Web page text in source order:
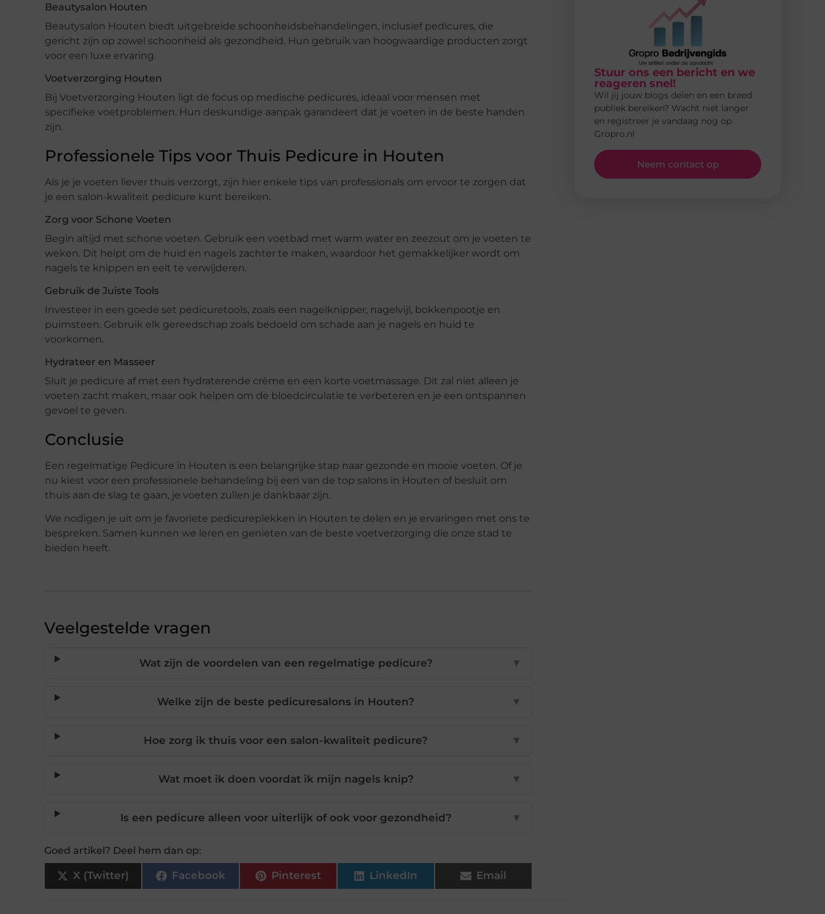
Beautysalon Houten
Beautysalon Houten biedt uitgebreide schoonheidsbehandelingen, inclusief pedicures, die
gericht zijn op zowel schoonheid als gezondheid. Hun gebruik van hoogwaardige producten zorgt
voor een luxe ervaring.
Voetverzorging Houten
Bij Voetverzorging Houten ligt de focus op medische pedicures, ideaal voor mensen met
specifieke voetproblemen. Hun deskundige aanpak garandeert dat je voeten in de beste handen
zijn.
Professionele Tips voor Thuis Pedicure in Houten
Als je je voeten liever thuis verzorgt, zijn hier enkele tips van professionals om ervoor te zorgen dat
je een salon-kwaliteit pedicure kunt bereiken.
Zorg voor Schone Voeten
Begin altijd met schone voeten. Gebruik een voetbad met warm water en zeezout om je voeten te
weken. Dit helpt om de huid en nagels zachter te maken, waardoor het gemakkelijker wordt om
nagels te knippen en eelt te verwijderen.
Gebruik de Juiste Tools
Investeer in een goede set pedicuretools, zoals een nagelknipper, nagelvijl, bokkenpootje en
puimsteen. Gebruik elk gereedschap zoals bedoeld om schade aan je nagels en huid te
voorkomen.
Hydrateer en Masseer
Sluit je pedicure af met een hydraterende crème en een korte voetmassage. Dit zal niet alleen je
voeten zacht maken, maar ook helpen om de bloedcirculatie te verbeteren en je een ontspannen
gevoel te geven.
Conclusie
Een regelmatige Pedicure in Houten is een belangrijke stap naar gezonde en mooie voeten. Of je
nu kiest voor een professionele behandeling bij een van de top salons in Houten of besluit om
thuis aan de slag te gaan, je voeten zullen je dankbaar zijn.
We nodigen je uit om je favoriete pedicureplekken in Houten te delen en je ervaringen met ons te
bespreken. Samen kunnen we leren en genieten van de beste voetverzorging die onze stad te
bieden heeft.
Veelgestelde vragen
Wat zijn de voordelen van een regelmatige pedicure? ▼
Welke zijn de beste pedicuresalons in Houten? ▼
Hoe zorg ik thuis voor een salon-kwaliteit pedicure? ▼
Wat moet ik doen voordat ik mijn nagels knip? ▼
Is een pedicure alleen voor uiterlijk of ook voor gezondheid? ▼
Goed artikel? Deel hem dan op:
X (Twitter) Facebook Pinterest LinkedIn Email
Stuur ons een bericht en we
reageren snel!
Wil jij jouw blogs delen en een breed
publiek bereiken? Wacht niet langer
en registreer je vandaag nog op
Gropro.nl
Neem contact op